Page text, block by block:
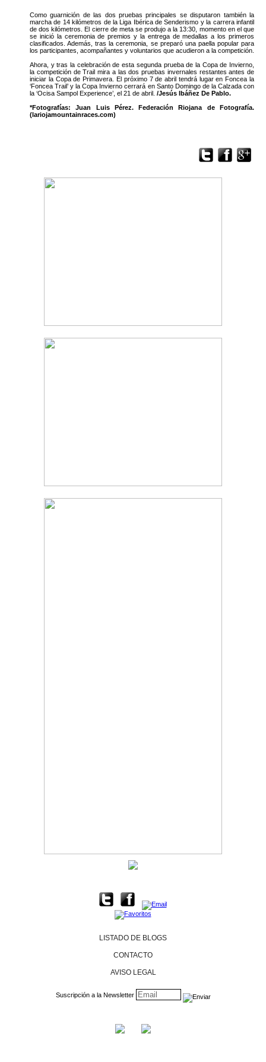
Como guarnición de las dos pruebas principales se disputaron también la
marcha de 14 kilómetros de la Liga Ibérica de Senderismo y la carrera infantil
de dos kilómetros. El cierre de meta se produjo a la 13:30, momento en el que
se inició la ceremonia de premios y la entrega de medallas a los primeros
clasificados. Además, tras la ceremonia, se preparó una paella popular para
los participantes, acompañantes y voluntarios que acudieron a la competición.
Ahora, y tras la celebración de esta segunda prueba de la Copa de Invierno,
la competición de Trail mira a las dos pruebas invernales restantes antes de
iniciar la Copa de Primavera. El próximo 7 de abril tendrá lugar en Foncea la
‘Foncea Trail’ y la Copa Invierno cerrará en Santo Domingo de la Calzada con
la ‘Ocisa Sampol Experience’, el 21 de abril. /Jesús Ibáñez De Pablo.
*Fotografías: Juan Luis Pérez. Federación Riojana de Fotografía.
(lariojamountainraces.com)
LISTADO DE BLOGS
CONTACTO
AVISO LEGAL
Suscripción a la Newsletter